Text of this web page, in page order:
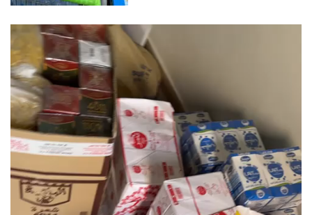
動
画
プ
レ
ー
ヤ
ー